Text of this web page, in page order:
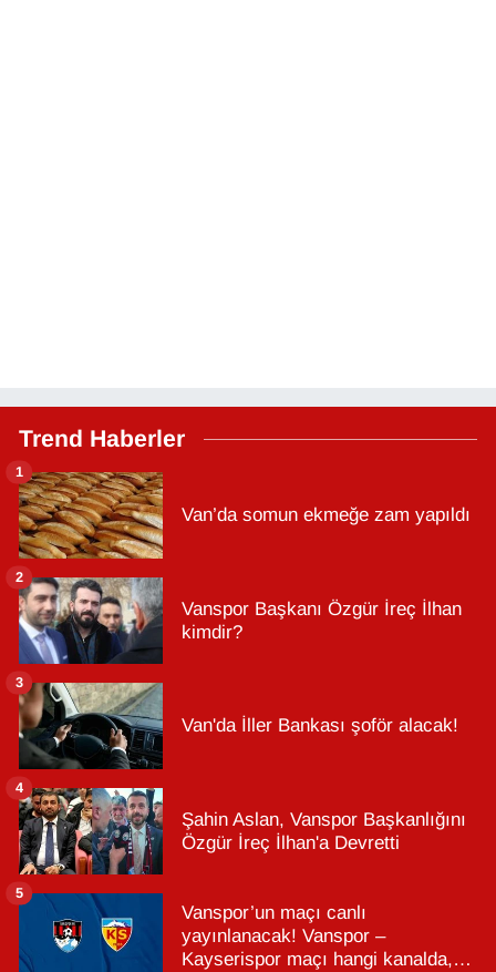
Trend Haberler
Van’da somun ekmeğe zam yapıldı
1
Vanspor Başkanı Özgür İreç İlhan
kimdir?
2
Van'da İller Bankası şoför alacak!
3
Şahin Aslan, Vanspor Başkanlığını
Özgür İreç İlhan'a Devretti
4
Vanspor’un maçı canlı
yayınlanacak! Vanspor –
Kayserispor maçı hangi kanalda,
5